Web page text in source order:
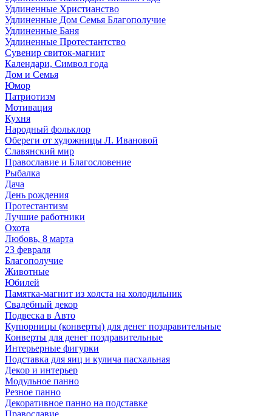
Удлиненные Христианство
Удлиненные Дом Семья Благополучие
Удлиненные Баня
Удлиненные Протестантство
Сувенир свиток-магнит
Календари, Символ года
Дом и Семья
Юмор
Патриотизм
Мотивация
Кухня
Народный фольклор
Обереги от художницы Л. Ивановой
Славянский мир
Православие и Благословение
Рыбалка
Дача
День рождения
Протестантизм
Лучшие работники
Охота
Любовь, 8 марта
23 февраля
Благополучие
Животные
Юбилей
Памятка-магнит из холста на холодильник
Свадебный декор
Подвеска в Авто
Купюрницы (конверты) для денег поздравительные
Конверты для денег поздравительные
Интерьерные фигурки
Подставка для яиц и кулича пасхальная
Декор и интерьер
Модульное панно
Резное панно
Декоративное панно на подставке
Православие